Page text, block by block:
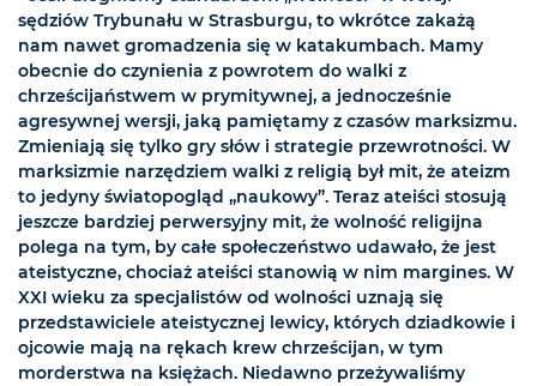
sędziów Trybunału w Strasburgu, to wkrótce zakażą
nam nawet gromadzenia się w katakumbach. Mamy
obecnie do czynienia z powrotem do walki z
chrześcijaństwem w prymitywnej, a jednocześnie
agresywnej wersji, jaką pamiętamy z czasów marksizmu.
Zmieniają się tylko gry słów i strategie przewrotności. W
marksizmie narzędziem walki z religią był mit, że ateizm
to jedyny światopogląd „naukowy”. Teraz ateiści stosują
jeszcze bardziej perwersyjny mit, że wolność religijna
polega na tym, by całe społeczeństwo udawało, że jest
ateistyczne, chociaż ateiści stanowią w nim margines. W
XXI wieku za specjalistów od wolności uznają się
przedstawiciele ateistycznej lewicy, których dziadkowie i
ojcowie mają na rękach krew chrześcijan, w tym
morderstwa na księżach. Niedawno przeżywaliśmy